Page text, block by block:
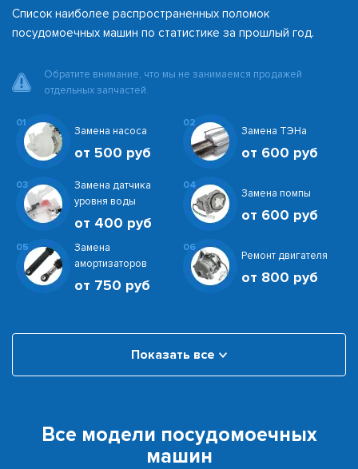
Список наиболее распространенных поломок
посудомоечных машин по статистике за прошлый год.
Обратите внимание, что мы не занимаемся продажей
отдельных запчастей.
01
Замена насоса
от 500 руб
02
Замена ТЭНа
от 600 руб
03
Замена датчика
уровня воды
от 400 руб
04
Замена помпы
от 600 руб
05
Замена
амортизаторов
от 750 руб
06
Ремонт двигателя
от 800 руб
Показать все
Все модели посудомоечных
машин